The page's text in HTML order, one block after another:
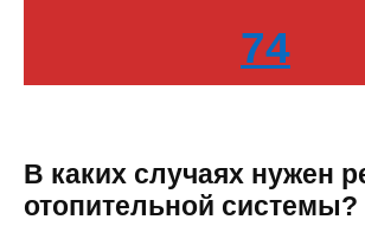
74
В каких случаях нужен
отопительной системы?